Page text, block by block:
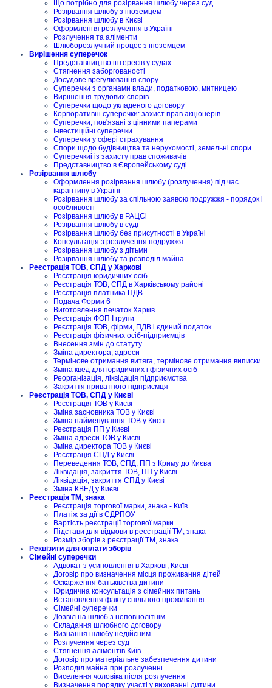
Що потрібно для розірвання шлюбу через суд
Розірвання шлюбу з іноземцем
Розірвання шлюбу в Києві
Оформлення розлучення в Україні
Розлучення та аліменти
Шлюборозлучний процес з іноземцем
Вирішення суперечок
Представництво інтересів у судах
Стягнення заборгованості
Досудове врегулювання спору
Суперечки з органами влади, податковою, митницею
Вирішення трудових спорів
Суперечки щодо укладеного договору
Корпоративні суперечки: захист прав акціонерів
Суперечки, пов'язані з цінними паперами
Інвестиційні суперечки
Суперечки у сфері страхування
Спори щодо будівництва та нерухомості, земельні спори
Суперечкиі із захисту прав споживачів
Представництво в Європейському суді
Розірвання шлюбу
Оформлення розірвання шлюбу (розлучення) під час
карантину в Україні
Розірвання шлюбу за спільною заявою подружжя - порядок і
особливості
Розірвання шлюбу в РАЦСі
Розірвання шлюбу в суді
Розірвання шлюбу без присутності в Україні
Консультація з розлучення подружжя
Розірвання шлюбу з дітьми
Розірвання шлюбу та розподіл майна
Реєстрація ТОВ, СПД у Харкові
Реєстрація юридичних осіб
Реєстрація ТОВ, СПД в Харківському районі
Реєстрація платника ПДВ
Подача Форми 6
Виготовлення печаток Харків
Реєстрація ФОП I групи
Реєстрація ТОВ, фірми, ПДВ і єдиний податок
Реєстрація фізичних осіб-підприємців
Внесення змін до статуту
Зміна директора, адреси
Термінове отримання витяга, термінове отримання виписки
Зміна квед для юридичних і фізичних осіб
Реорганізація, ліквідація підприємства
Закриття приватного підприємця
Реєстрація ТОВ, СПД у Києві
Реєстрація ТОВ у Києві
Зміна засновника ТОВ у Києві
Зміна найменування ТОВ у Києві
Реєстрація ПП у Києві
Зміна адреси ТОВ у Києві
Зміна директора ТОВ у Києві
Реєстрація СПД у Києві
Переведення ТОВ, СПД, ПП з Криму до Києва
Ліквідація, закриття ТОВ, ПП у Києві
Ліквідація, закриття СПД у Києві
Зміна КВЕД у Києві
Реєстрація ТМ, знака
Реєстрація торгової марки, знака - Київ
Платіж за дії в ЄДРПОУ
Вартість реєстрації торгової марки
Підстави для відмови в реєстрації ТМ, знака
Розмір зборів з реєстрації ТМ, знака
Реквізити для оплати зборів
Сімейні суперечки
Адвокат з усиновлення в Харкові, Києві
Договір про визначення місця проживання дітей
Оскарження батьківства дитини
Юридична консультація з сімейних питань
Встановлення факту спільного проживання
Сімейні суперечки
Дозвіл на шлюб з неповнолітнім
Складання шлюбного договору
Визнання шлюбу недійсним
Розлучення через суд
Стягнення аліментів Київ
Договір про матеріальне забезпечення дитини
Розподіл майна при розлученні
Виселення чоловіка після розлучення
Визначення порядку участі у вихованні дитини